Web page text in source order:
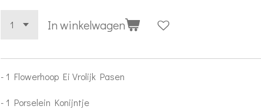
In winkelwagen
- 1 Flowerhoop Ei Vrolijk Pasen
- 1 Porselein Konijntje